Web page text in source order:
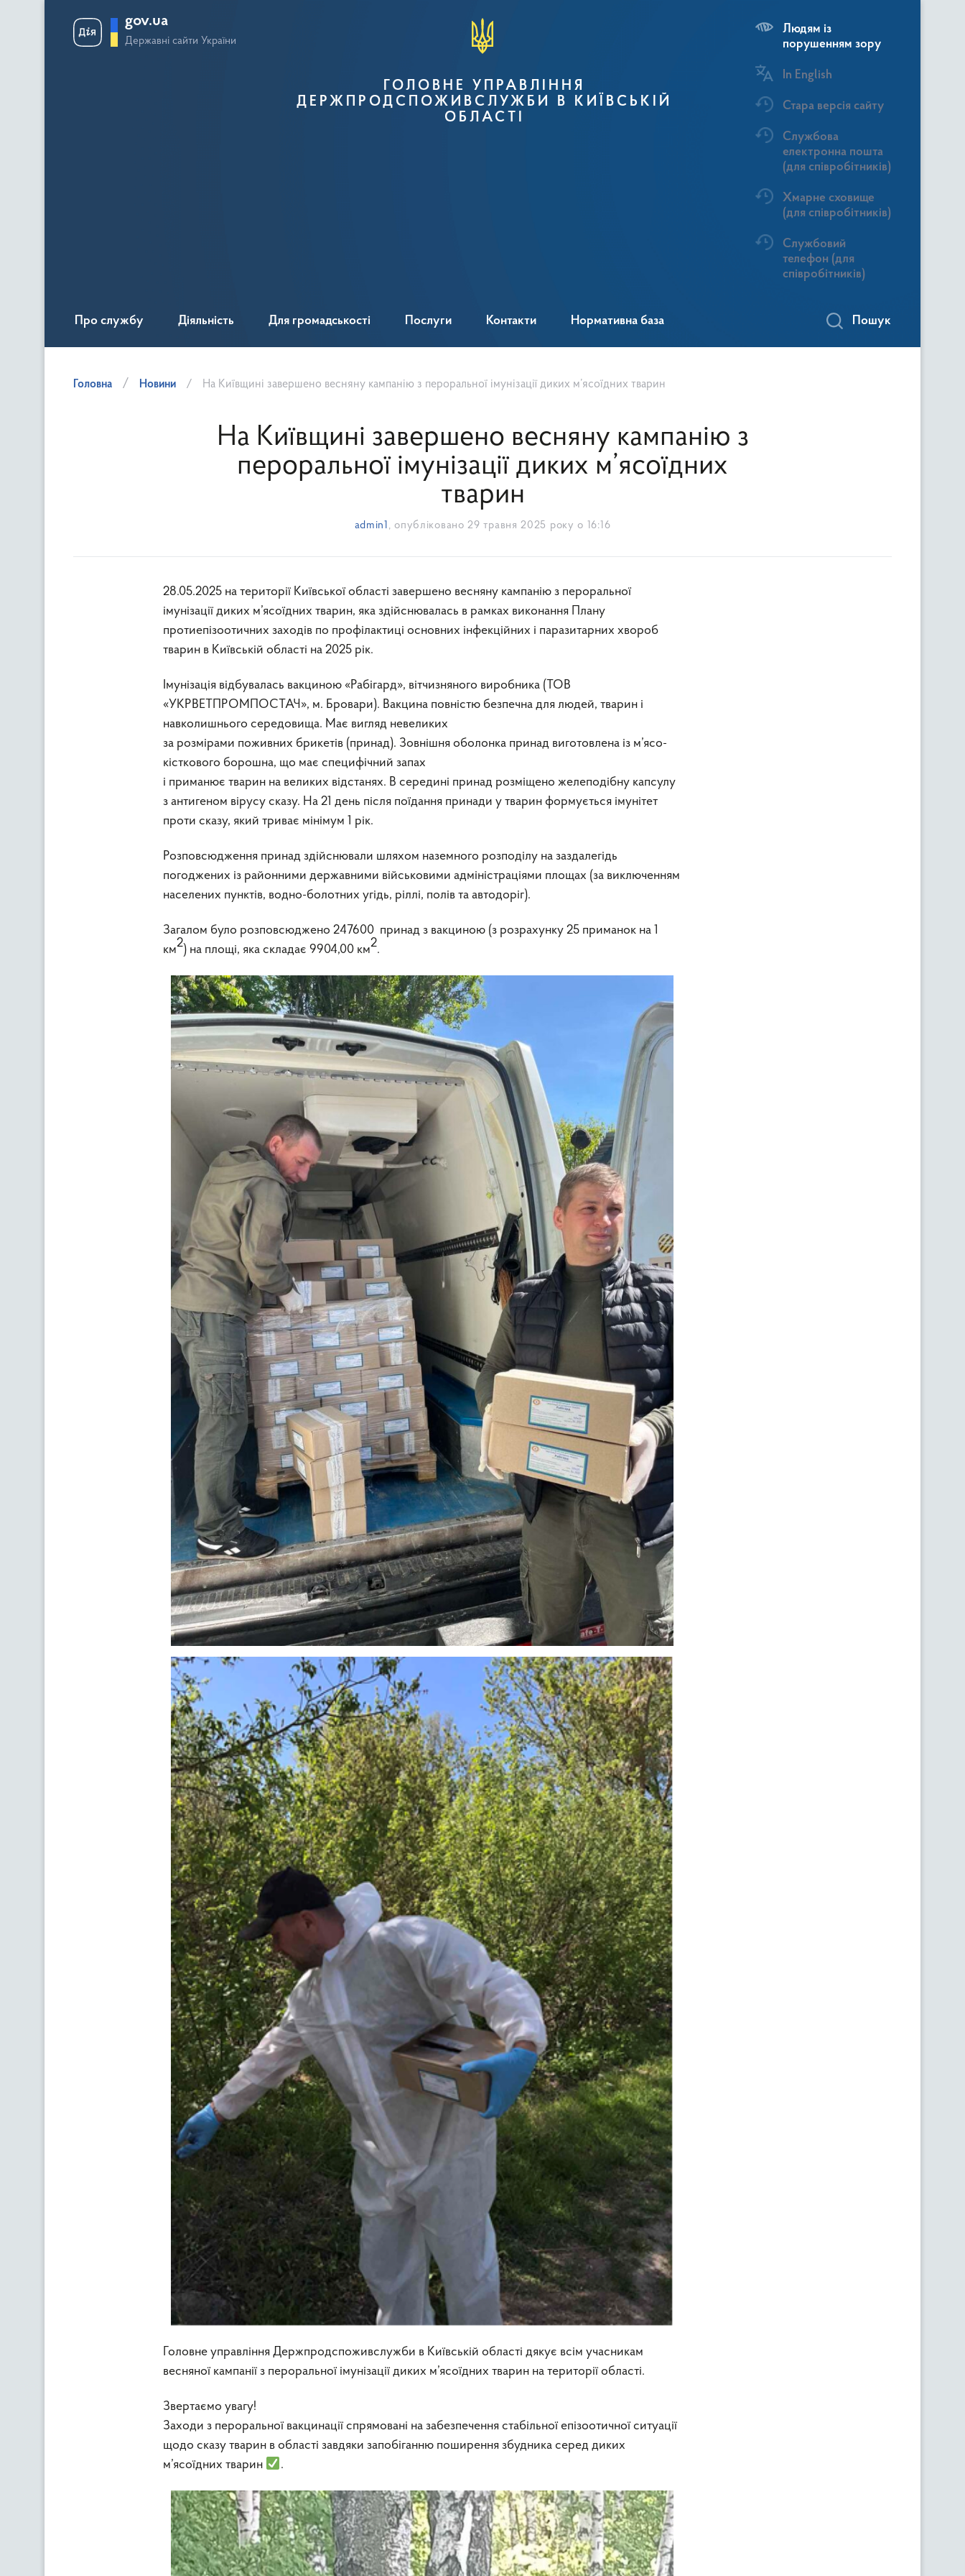
gov.ua
Державні сайти України
ГОЛОВНЕ УПРАВЛІННЯ
ДЕРЖПРОДСПОЖИВСЛУЖБИ В КИЇВСЬКІЙ
ОБЛАСТІ
Людям із
порушенням зору
In English
Стара версія сайту
Службова
електронна пошта
(для співробітників)
Хмарне сховище
(для співробітників)
Службовий
телефон (для
співробітників)
Про службу Діяльність Для громадськості Послуги Контакти Нормативна база Пошук
Головна Новини На Київщині завершено весняну кампанію з пероральної імунізації диких м’ясоїдних тварин
На Київщині завершено весняну кампанію з
пероральної імунізації диких м’ясоїдних
тварин
admin1 , опубліковано 29 травня 2025 року о 16:16
28.05.2025 на території Київської області завершено весняну кампанію з пероральної
імунізації диких м’ясоїдних тварин, яка здійснювалась в рамках виконання Плану
протиепізоотичних заходів по профілактиці основних інфекційних і паразитарних хвороб
тварин в Київській області на 2025 рік.
Імунізація відбувалась вакциною «Рабігард», вітчизняного виробника (ТОВ
«УКРВЕТПРОМПОСТАЧ», м. Бровари). Вакцина повністю безпечна для людей, тварин і
навколишнього середовища. Має вигляд невеликих
за розмірами поживних брикетів (принад). Зовнішня оболонка принад виготовлена із м’ясо-
кісткового борошна, що має специфічний запах
і приманює тварин на великих відстанях. В середині принад розміщено желеподібну капсулу
з антигеном вірусу сказу. На 21 день після поїдання принади у тварин формується імунітет
проти сказу, який триває мінімум 1 рік.
Розповсюдження принад здійснювали шляхом наземного розподілу на заздалегідь
погоджених із районними державними військовими адміністраціями площах (за виключенням
населених пунктів, водно-болотних угідь, ріллі, полів та автодоріг).
Загалом було розповсюджено 247600 принад з вакциною (з розрахунку 25 приманок на 1
км2) на площі, яка складає 9904,00 км2.
Головне управління Держпродспоживслужби в Київській області дякує всім учасникам
весняної кампанії з пероральної імунізації диких м’ясоїдних тварин на території області.
Звертаємо увагу!
Заходи з пероральної вакцинації спрямовані на забезпечення стабільної епізоотичної ситуації
щодо сказу тварин в області завдяки запобіганню поширення збудника серед диких
м’ясоїдних тварин
.